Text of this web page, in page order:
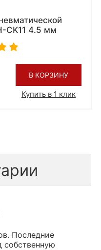
CK11 4.5 мм
В КОРЗИНУ
Купить в 1 клик
Последние